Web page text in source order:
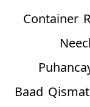
Container
Baad